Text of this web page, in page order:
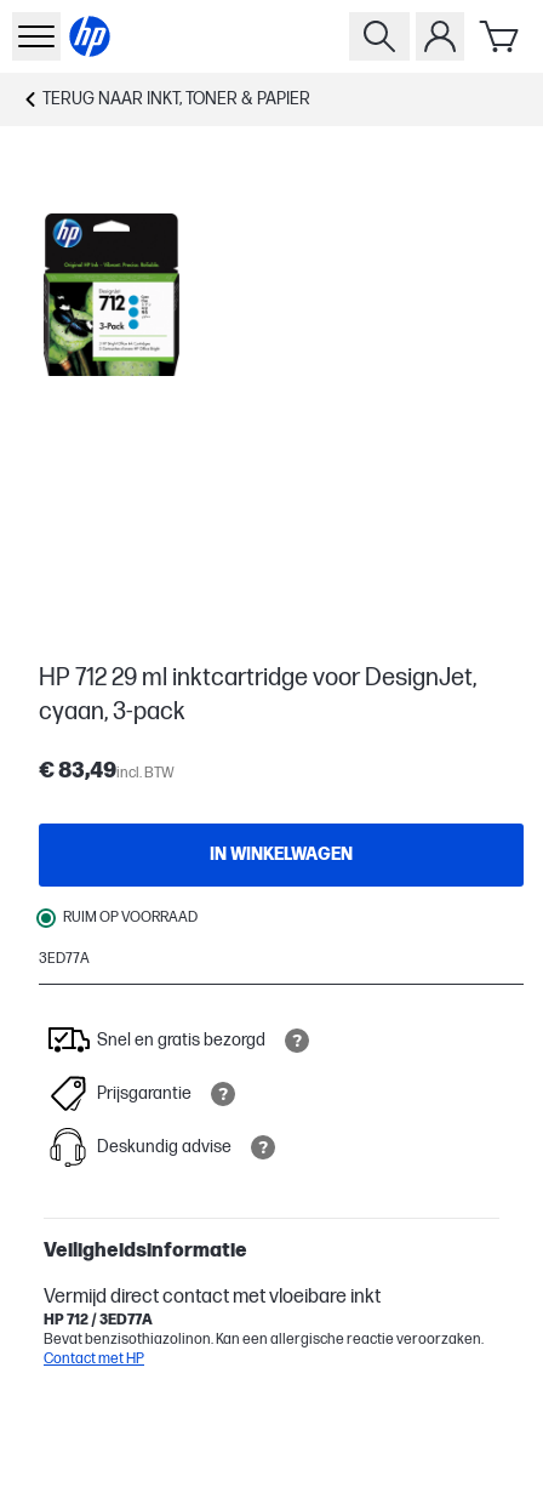
TERUG NAAR INKT, TONER & PAPIER
HP 712 29 ml inktcartridge voor DesignJet,
cyaan, 3-pack
€ 83,49incl. BTW
IN WINKELWAGEN
RUIM OP VOORRAAD
3ED77A
Snel en gratis bezorgd
Prijsgarantie
Deskundig advise
Veiligheidsinformatie
Vermijd direct contact met vloeibare inkt
HP 712 / 3ED77A
Bevat benzisothiazolinon. Kan een allergische reactie veroorzaken.
Contact met HP